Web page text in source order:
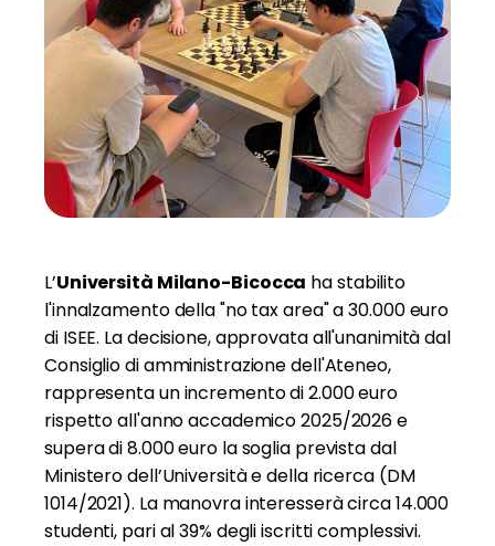
L’Università Milano-Bicocca ha stabilito
l'innalzamento della "no tax area" a 30.000 euro
di ISEE. La decisione, approvata all'unanimità dal
Consiglio di amministrazione dell'Ateneo,
rappresenta un incremento di 2.000 euro
rispetto all'anno accademico 2025/2026 e
supera di 8.000 euro la soglia prevista dal
Ministero dell’Università e della ricerca (DM
1014/2021). La manovra interesserà circa 14.000
studenti, pari al 39% degli iscritti complessivi.